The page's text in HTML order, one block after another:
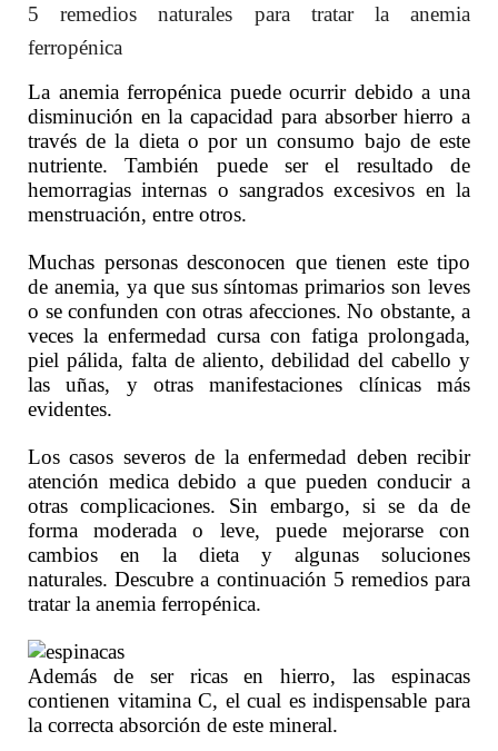
5 remedios naturales para tratar la anemia
ferropénica
La anemia ferropénica puede ocurrir debido a una
disminución en la capacidad para absorber hierro a
través de la dieta o por un consumo bajo de este
nutriente. También puede ser el resultado de
hemorragias internas o sangrados excesivos en la
menstruación, entre otros.
Muchas personas desconocen que tienen este tipo
de anemia, ya que sus síntomas primarios son leves
o se confunden con otras afecciones. No obstante, a
veces la enfermedad cursa con fatiga prolongada,
piel pálida, falta de aliento, debilidad del cabello y
las uñas, y otras manifestaciones clínicas más
evidentes.
Los casos severos de la enfermedad deben recibir
atención medica debido a que pueden conducir a
otras complicaciones. Sin embargo, si se da de
forma moderada o leve, puede mejorarse con
cambios en la dieta y algunas soluciones
naturales. Descubre a continuación 5 remedios para
tratar la anemia ferropénica.
Además de ser ricas en hierro, las espinacas
contienen vitamina C, el cual es indispensable para
la correcta absorción de este mineral.